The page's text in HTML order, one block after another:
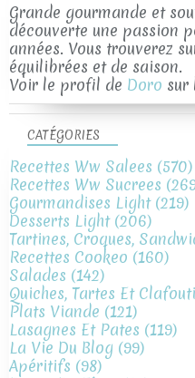
Grande gourmande et
découverte une passion
années. Vous trouverez
équilibrées et de saison.
Voir le profil de Doro sur
CATÉGORIES
Recettes Ww Salees (570)
Recettes Ww Sucrees
Gourmandises Light(219)
Desserts Light(206)
Tartines, Croques,
Recettes Cookeo (160)
Salades (142)
Quiches, Tartes Et
Plats Viande (121)
Lasagnes Et Pates (119)
La Vie Du Blog (99)
Apéritifs (98)